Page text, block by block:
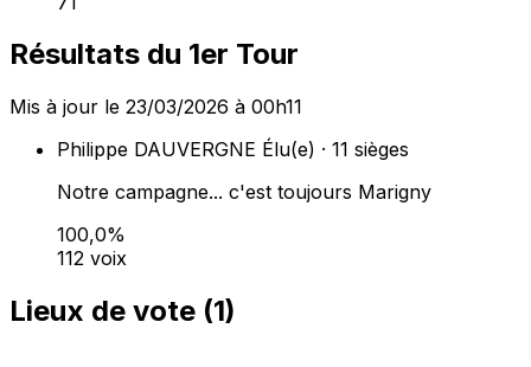
Résultats du 1er Tour
Mis à jour le 23/03/2026 à 00h11
Philippe DAUVERGNE Élu(e) · 11 sièges
Notre campagne... c'est toujours Marigny
100,0%
112 voix
Lieux de vote (1)